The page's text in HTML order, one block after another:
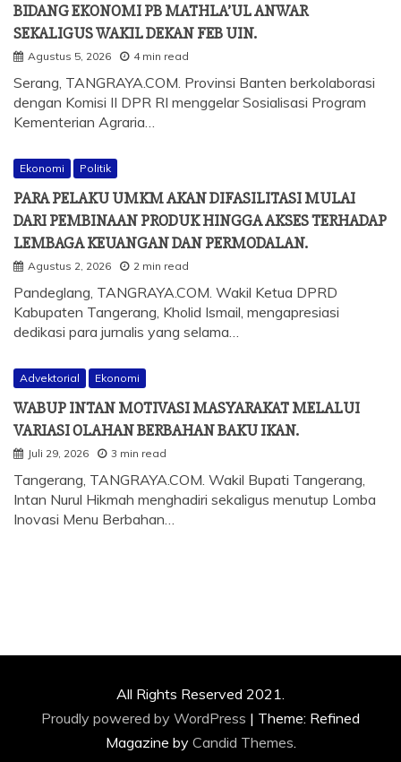
BIDANG EKONOMI PB MATHLA’UL ANWAR
SEKALIGUS WAKIL DEKAN FEB UIN.
Agustus 5, 2026 4 min read
Serang, TANGRAYA.COM. Provinsi Banten berkolaborasi
dengan Komisi II DPR RI menggelar Sosialisasi Program
Kementerian Agraria…
Ekonomi Politik
PARA PELAKU UMKM AKAN DIFASILITASI MULAI
DARI PEMBINAAN PRODUK HINGGA AKSES TERHADAP
LEMBAGA KEUANGAN DAN PERMODALAN.
Agustus 2, 2026 2 min read
Pandeglang, TANGRAYA.COM. Wakil Ketua DPRD
Kabupaten Tangerang, Kholid Ismail, mengapresiasi
dedikasi para jurnalis yang selama…
Advektorial Ekonomi
WABUP INTAN MOTIVASI MASYARAKAT MELALUI
VARIASI OLAHAN BERBAHAN BAKU IKAN.
Juli 29, 2026 3 min read
Tangerang, TANGRAYA.COM. Wakil Bupati Tangerang,
Intan Nurul Hikmah menghadiri sekaligus menutup Lomba
Inovasi Menu Berbahan…
All Rights Reserved 2021.
Proudly powered by WordPress | Theme: Refined
Magazine by Candid Themes.